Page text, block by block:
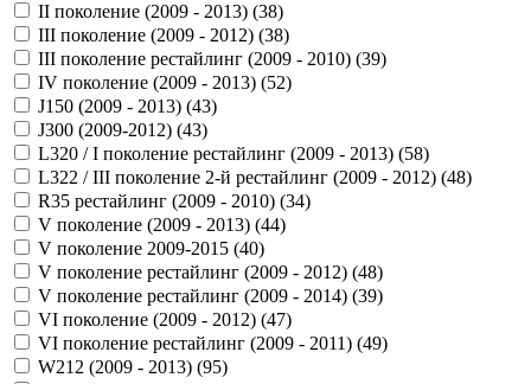
II поколение (2009 - 2013) (38)
III поколение (2009 - 2012) (38)
III поколение рестайлинг (2009 - 2010) (39)
IV поколение (2009 - 2013) (52)
J150 (2009 - 2013) (43)
J300 (2009-2012) (43)
L320 / I поколение рестайлинг (2009 - 2013) (58)
L322 / III поколение 2-й рестайлинг (2009 - 2012) (48)
R35 рестайлинг (2009 - 2010) (34)
V поколение (2009 - 2013) (44)
V поколение 2009-2015 (40)
V поколение рестайлинг (2009 - 2012) (48)
V поколение рестайлинг (2009 - 2014) (39)
VI поколение (2009 - 2012) (47)
VI поколение рестайлинг (2009 - 2011) (49)
W212 (2009 - 2013) (95)